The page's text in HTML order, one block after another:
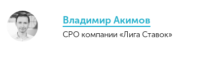
Владимир Акимов
СРО компании «Лига Ставок»